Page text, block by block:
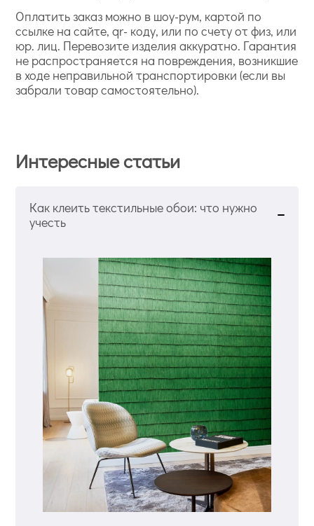
Оплатить заказ можно в шоу-рум, картой по
ссылке на сайте, qr- коду, или по счету от физ, или
юр. лиц. Перевозите изделия аккуратно. Гарантия
не распространяется на повреждения, возникшие
в ходе неправильной транспортировки (если вы
забрали товар самостоятельно).
Интересные статьи
Как клеить текстильные обои: что нужно
учесть